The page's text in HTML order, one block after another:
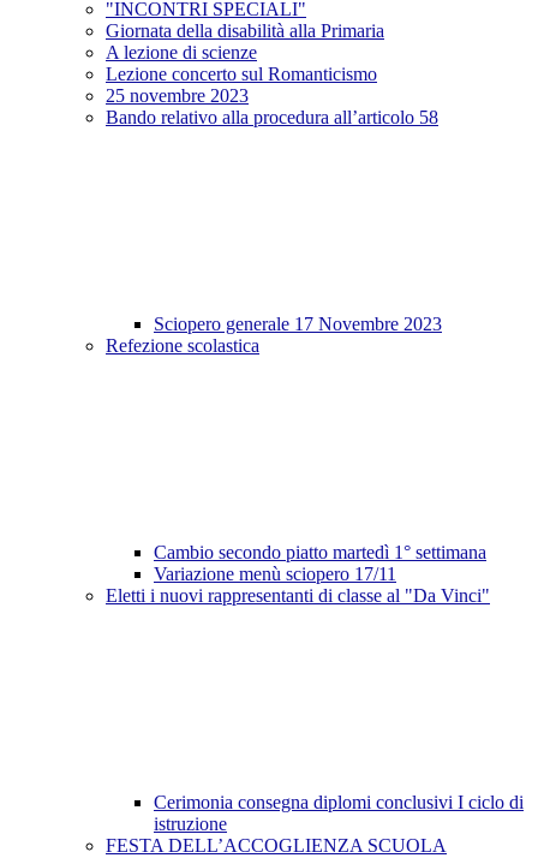
"INCONTRI SPECIALI"
Giornata della disabilità alla Primaria
A lezione di scienze
Lezione concerto sul Romanticismo
25 novembre 2023
Bando relativo alla procedura all’articolo 58
Sciopero generale 17 Novembre 2023
Refezione scolastica
Cambio secondo piatto martedì 1° settimana
Variazione menù sciopero 17/11
Eletti i nuovi rappresentanti di classe al "Da Vinci"
Cerimonia consegna diplomi conclusivi I ciclo di
istruzione
FESTA DELL’ACCOGLIENZA SCUOLA